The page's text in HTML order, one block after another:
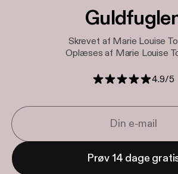
Skrevet af Marie Louise
Oplæses af Marie Louise
4.9/5
Prøv 14 dage